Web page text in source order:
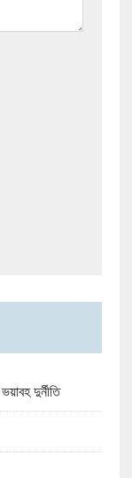
দুর্নীতি